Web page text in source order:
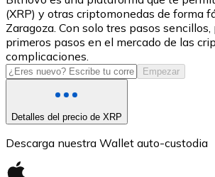
USDC
(XRP) y otras criptomonedas de forma
Zaragoza. Con solo tres pasos sencillos,
primeros pasos en el mercado de las
complicaciones.
Empezar
Detalles del precio de XRP
Descarga nuestra Wallet auto-custodia